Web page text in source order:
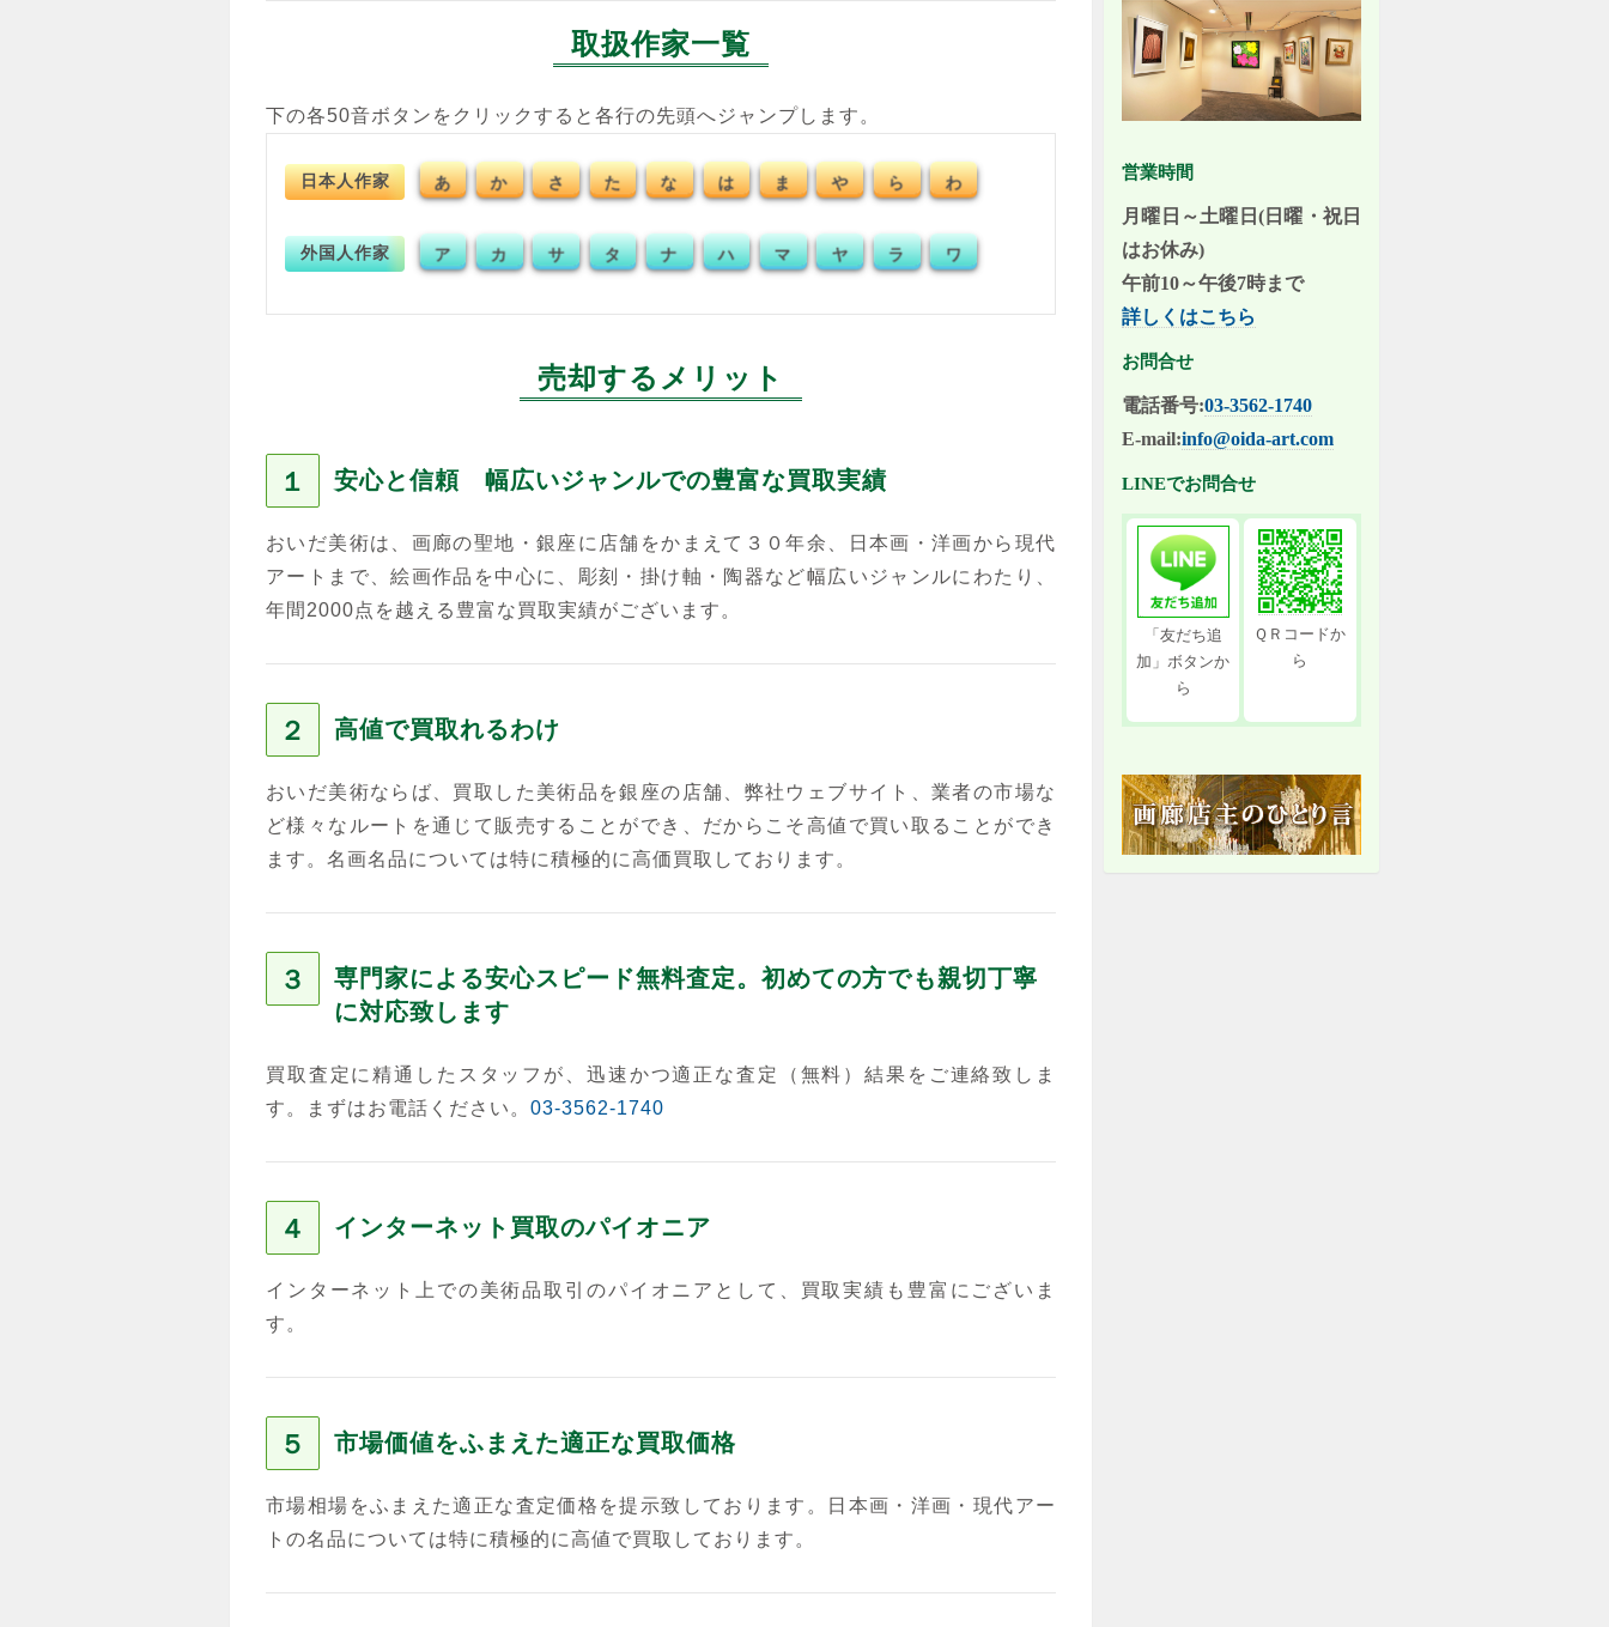
取扱作家一覧
下の各50音ボタンをクリックすると各行の先頭へジャンプします。
日本人作家 あ か さ た な は ま や ら わ
外国人作家 ア カ サ タ ナ ハ マ ヤ ラ ワ
売却するメリット
１ 安心と信頼 幅広いジャンルでの豊富な買取実績
おいだ美術は、画廊の聖地・銀座に店舗をかまえて３０年余、日本画・洋画から現代
アートまで、絵画作品を中心に、彫刻・掛け軸・陶器など幅広いジャンルにわたり、
年間2000点を越える豊富な買取実績がございます。
２ 高値で買取れるわけ
おいだ美術ならば、買取した美術品を銀座の店舗、弊社ウェブサイト、業者の市場な
ど様々なルートを通じて販売することができ、だからこそ高値で買い取ることができ
ます。名画名品については特に積極的に高価買取しております。
３
専門家による安心スピード無料査定。初めての方でも親切丁寧
に対応致します
買取査定に精通したスタッフが、迅速かつ適正な査定（無料）結果をご連絡致しま
す。まずはお電話ください。 03-3562-1740
４ インターネット買取のパイオニア
インターネット上での美術品取引のパイオニアとして、買取実績も豊富にございま
す。
５ 市場価値をふまえた適正な買取価格
市場相場をふまえた適正な査定価格を提示致しております。日本画・洋画・現代アー
トの名品については特に積極的に高値で買取しております。
営業時間
月曜日～土曜日(日曜・祝日
はお休み)
午前10～午後7時まで
詳しくはこちら
お問合せ
電話番号:03-3562-1740
E-mail:info@oida-art.com
LINEでお問合せ
「友だち追
加」ボタンか
ら
ＱＲコードか
ら